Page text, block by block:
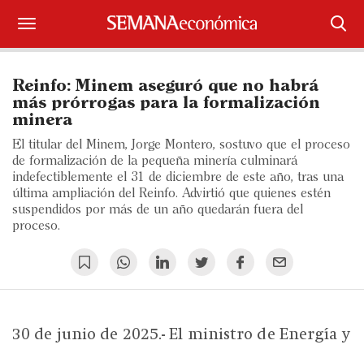
Iniciar sesión
Portada
¿Qué está pasando?
Sectores y Empresas
Economía y Finanzas
Legal y Política
Reinfo: Minem aseguró que no habrá
más prórrogas para la formalización
minera
El titular del Minem, Jorge Montero, sostuvo que el proceso
de formalización de la pequeña minería culminará
indefectiblemente el 31 de diciembre de este año, tras una
última ampliación del Reinfo. Advirtió que quienes estén
suspendidos por más de un año quedarán fuera del
proceso.
30 de junio de 2025.- El ministro de Energía y